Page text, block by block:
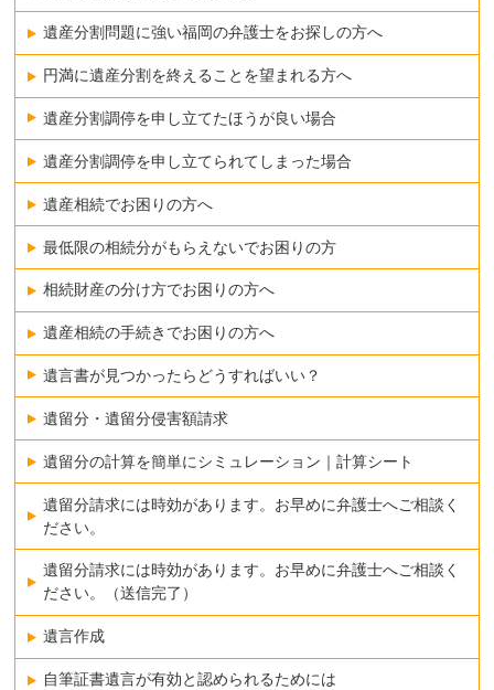
遺産分割問題に強い福岡の弁護士をお探しの方へ
円満に遺産分割を終えることを望まれる方へ
遺産分割調停を申し立てたほうが良い場合
遺産分割調停を申し立てられてしまった場合
遺産相続でお困りの方へ
最低限の相続分がもらえないでお困りの方
相続財産の分け方でお困りの方へ
遺産相続の手続きでお困りの方へ
遺言書が見つかったらどうすればいい？
遺留分・遺留分侵害額請求
遺留分の計算を簡単にシミュレーション｜計算シート
遺留分請求には時効があります。お早めに弁護士へご相談く
ださい。
遺留分請求には時効があります。お早めに弁護士へご相談く
ださい。（送信完了）
遺言作成
自筆証書遺言が有効と認められるためには